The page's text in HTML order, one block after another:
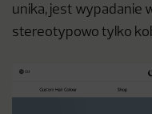
unika, jest wypadanie
stereotypowo tylko